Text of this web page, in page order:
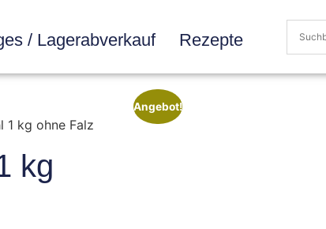
/ Lagerabverkauf Rezepte
1 kg ohne Falz
kg
Angebot!